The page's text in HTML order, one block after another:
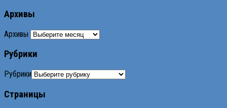
Архивы
Архивы
Рубрики
Рубрики
Страницы